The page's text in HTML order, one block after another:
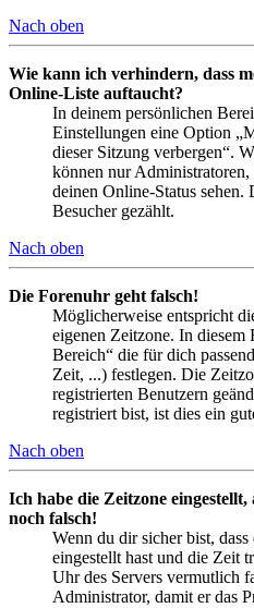
Nach oben
Wie kann ich verhindern, dass
Online-Liste auftaucht?
In deinem persönlichen
Einstellungen eine Option
dieser Sitzung verbergen“.
können nur
deinen Online-Status
Besucher gezählt.
Nach oben
Die Forenuhr geht falsch!
Möglicherweise entspricht
eigenen Zeitzone. In diesem
Bereich“ die für dich
Zeit, ...) festlegen. Die
registrierten Benutzern
registriert bist, ist dies ein
Nach oben
Ich habe die Zeitzone
noch falsch!
Wenn du dir sicher bist,
eingestellt hast und die Zeit
Uhr des Servers vermutlich
Administrator, damit er das